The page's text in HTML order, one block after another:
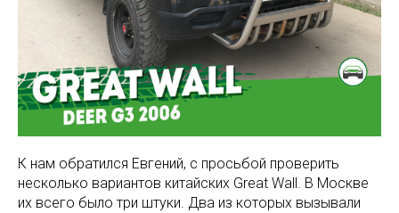
К нам обратился Евгений, с просьбой проверить
несколько вариантов китайских Great Wall. В Москве
их всего было три штуки. Два из которых вызывали